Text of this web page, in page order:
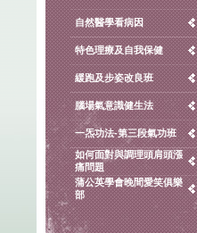
自然醫學看病因
特色理療及自我保健
緩跑及步姿改良班
腦場氣意識健生法
一炁功法-第三段氣功班
如何面對與調理頭肩頭漲
痛問題
蒲公英學會晚間愛笑俱樂
部